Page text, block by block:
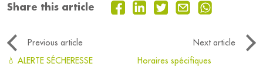
Share this article
Previous article
Next article
💧 ALERTE SÉCHERESSE
Horaires spécifiques